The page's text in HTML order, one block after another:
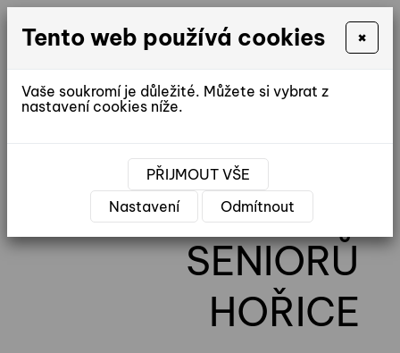
reditel@ddhorice.cz
DOMOV
SENIORŮ
HOŘICE
Tento web používá cookies ×
Vaše soukromí je důležité. Můžete si vybrat z
nastavení cookies níže.
PŘIJMOUT VŠE
Nastavení
Odmítnout